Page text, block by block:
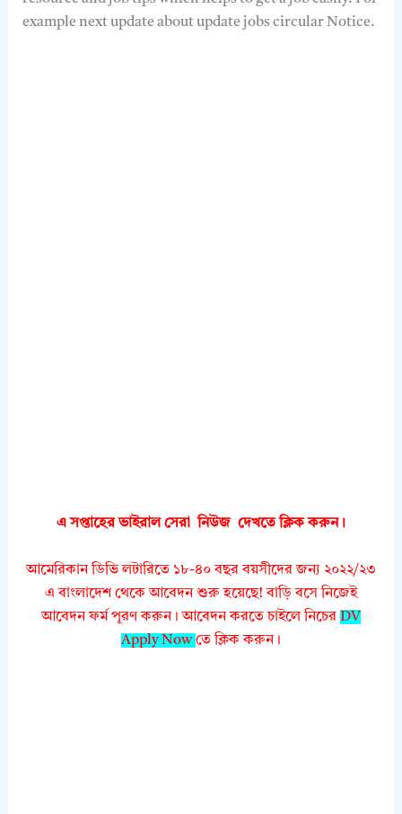
example next update about update jobs circular Notice.
এ সপ্তাহের ভাইরাল সেরা নিউজ দেখতেক্লিক করুন।
আমেরিকান ডিভি লটারিতে ১৮-৪০ বছর বয়সীদের জন্য ২০২২/২৩
এ বাংলাদেশ থেকে আবেদন শুরু হয়েছে! বাড়ি বসে নিজেই
আবেদন ফর্ম পূরণ করুন। আবেদন করতে চাইলে নিচের DV
Apply Nowতে ক্লিক করুন।